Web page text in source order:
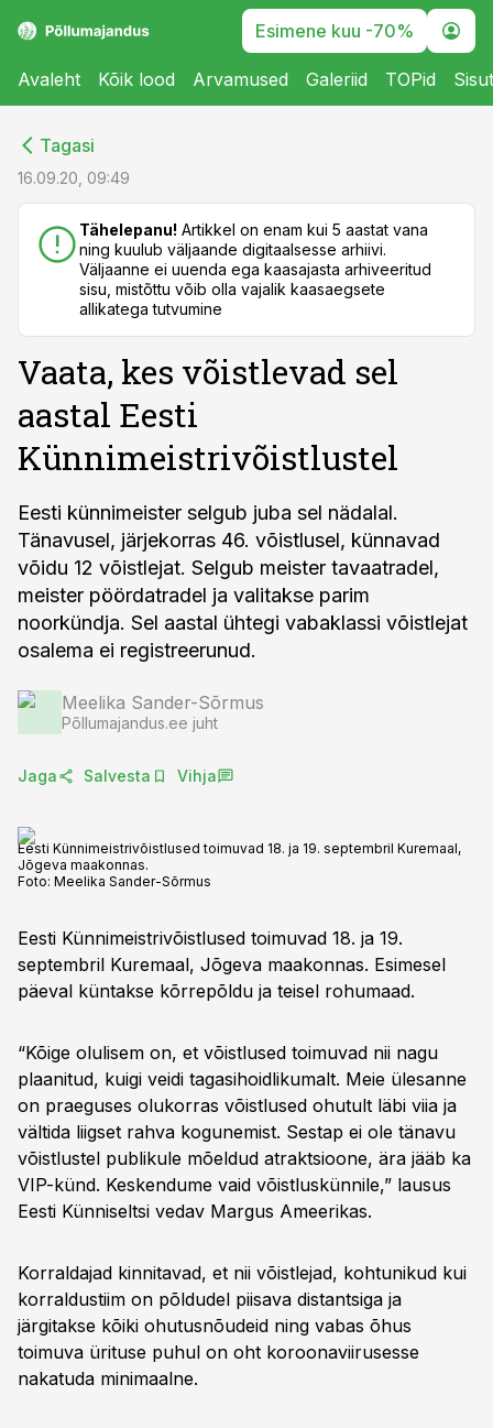
Esimene kuu -70%
Avaleht Kõik lood Arvamused Galeriid TOPid
Tagasi
16.09.20, 09:49
Tähelepanu! Artikkel on enam kui 5 aastat vana
ning kuulub väljaande digitaalsesse arhiivi.
Väljaanne ei uuenda ega kaasajasta arhiveeritud
sisu, mistõttu võib olla vajalik kaasaegsete
allikatega tutvumine
Vaata, kes võistlevad sel
aastal Eesti
Künnimeistrivõistlustel
Eesti künnimeister selgub juba sel nädalal.
Tänavusel, järjekorras 46. võistlusel, künnavad
võidu 12 võistlejat. Selgub meister tavaatradel,
meister pöördatradel ja valitakse parim
noorkündja. Sel aastal ühtegi vabaklassi võistlejat
osalema ei registreerunud.
Meelika Sander-Sõrmus
Põllumajandus.ee juht
Jaga Salvesta Vihja
Eesti Künnimeistrivõistlused toimuvad 18. ja 19. septembril Kuremaal,
Jõgeva maakonnas.
Foto: Meelika Sander-Sõrmus
Eesti Künnimeistrivõistlused toimuvad 18. ja 19.
septembril Kuremaal, Jõgeva maakonnas. Esimesel
päeval küntakse kõrrepõldu ja teisel rohumaad.
“Kõige olulisem on, et võistlused toimuvad nii nagu
plaanitud, kuigi veidi tagasihoidlikumalt. Meie ülesanne
on praeguses olukorras võistlused ohutult läbi viia ja
vältida liigset rahva kogunemist. Sestap ei ole tänavu
võistlustel publikule mõeldud atraktsioone, ära jääb ka
VIP-künd. Keskendume vaid võistluskünnile,” lausus
Eesti Künniseltsi vedav Margus Ameerikas.
Korraldajad kinnitavad, et nii võistlejad, kohtunikud kui
korraldustiim on põldudel piisava distantsiga ja
järgitakse kõiki ohutusnõudeid ning vabas õhus
toimuva ürituse puhul on oht koroonaviirusesse
nakatuda minimaalne.